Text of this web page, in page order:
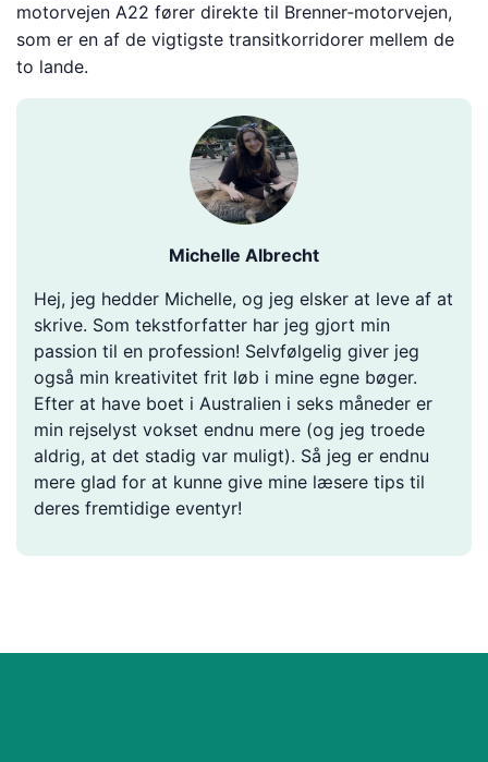
motorvejen A22 fører direkte til Brenner‑motorvejen,
som er en af de vigtigste transitkorridorer mellem de
to lande.
Michelle Albrecht
Hej, jeg hedder Michelle, og jeg elsker at leve af at
skrive. Som tekstforfatter har jeg gjort min
passion til en profession! Selvfølgelig giver jeg
også min kreativitet frit løb i mine egne bøger.
Efter at have boet i Australien i seks måneder er
min rejselyst vokset endnu mere (og jeg troede
aldrig, at det stadig var muligt). Så jeg er endnu
mere glad for at kunne give mine læsere tips til
deres fremtidige eventyr!